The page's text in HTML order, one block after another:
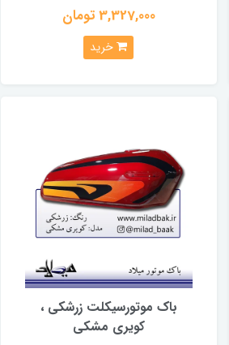
3,327,000 تومان
خرید
باک موتورسیکلت زرشکی ،
کویری مشکی